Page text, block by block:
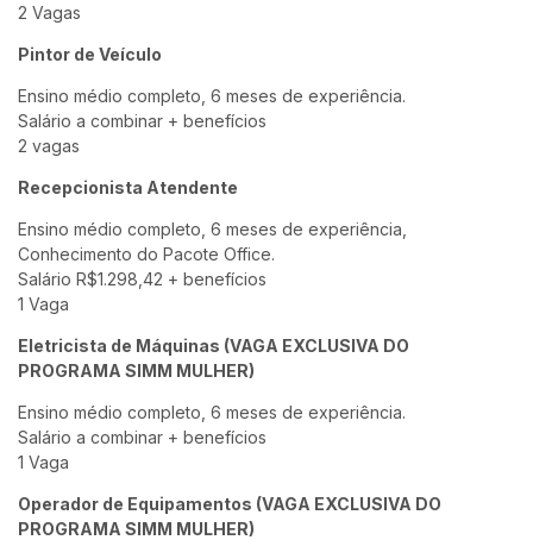
2 Vagas
Pintor de Veículo
Ensino médio completo, 6 meses de experiência.
Salário a combinar + benefícios
2 vagas
Recepcionista Atendente
Ensino médio completo, 6 meses de experiência,
Conhecimento do Pacote Office.
Salário R$1.298,42 + benefícios
1 Vaga
Eletricista de Máquinas (VAGA EXCLUSIVA DO
PROGRAMA SIMM MULHER)
Ensino médio completo, 6 meses de experiência.
Salário a combinar + benefícios
1 Vaga
Operador de Equipamentos (VAGA EXCLUSIVA DO
PROGRAMA SIMM MULHER)